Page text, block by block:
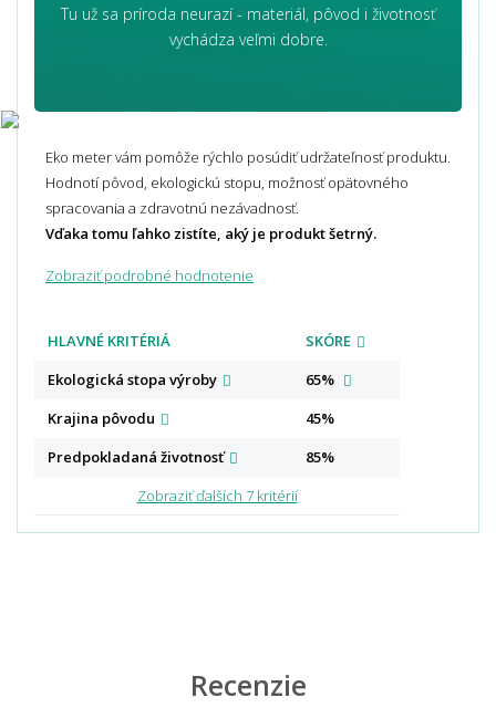
Tu už sa príroda neurazí - materiál, pôvod i životnosť
vychádza veľmi dobre.
Eko meter vám pomôže rýchlo posúdiť udržateľnosť produktu.
Hodnotí pôvod, ekologickú stopu, možnosť opätovného
spracovania a zdravotnú nezávadnosť.
Vďaka tomu ľahko zistíte, aký je produkt šetrný.
Zobraziť podrobné hodnotenie
HLAVNÉ KRITÉRIÁ
SKÓRE
Ekologická stopa výroby
65%
Krajina pôvodu
45%
Predpokladaná životnosť
85%
Zobraziť ďalších 7 kritérií
Recenzie